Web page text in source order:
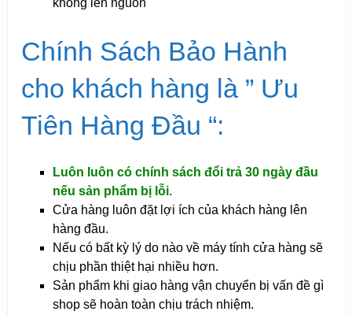
không lên nguồn
Chính Sách Bảo Hành
cho khách hàng là ” Ưu
Tiên Hàng Đầu “:
Luôn luôn có chính sách đổi trả 30 ngày đầu
nếu sản phẩm bị lỗi.
Cửa hàng luôn đặt lợi ích của khách hàng lên
hàng đầu.
Nếu có bất kỳ lý do nào về máy tính cửa hàng sẽ
chịu phần thiệt hại nhiều hơn.
Sản phẩm khi giao hàng vận chuyển bị vấn đề gì
shop sẽ hoàn toàn chịu trách nhiệm.